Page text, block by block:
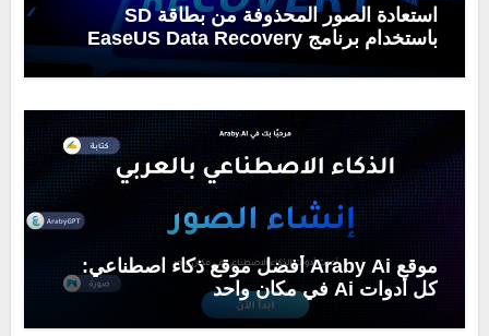
استعادة الصور المحذوفة من بطاقة SD
باستخدام برنامج EaseUS Data Recovery
موقع Araby Ai أفضل موقع ذكاء اصطناعي:
كل أدوات Ai في مكان واحد